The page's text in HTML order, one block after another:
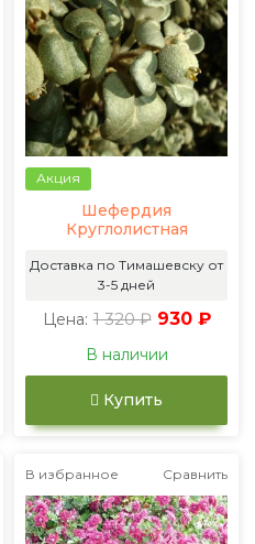
Акция
Шефердия
Круглолистная
Доставка по Тимашевску от
3-5 дней
Цена: 1 320 ₽ 930 ₽
В наличии
Купить
В избранное Сравнить